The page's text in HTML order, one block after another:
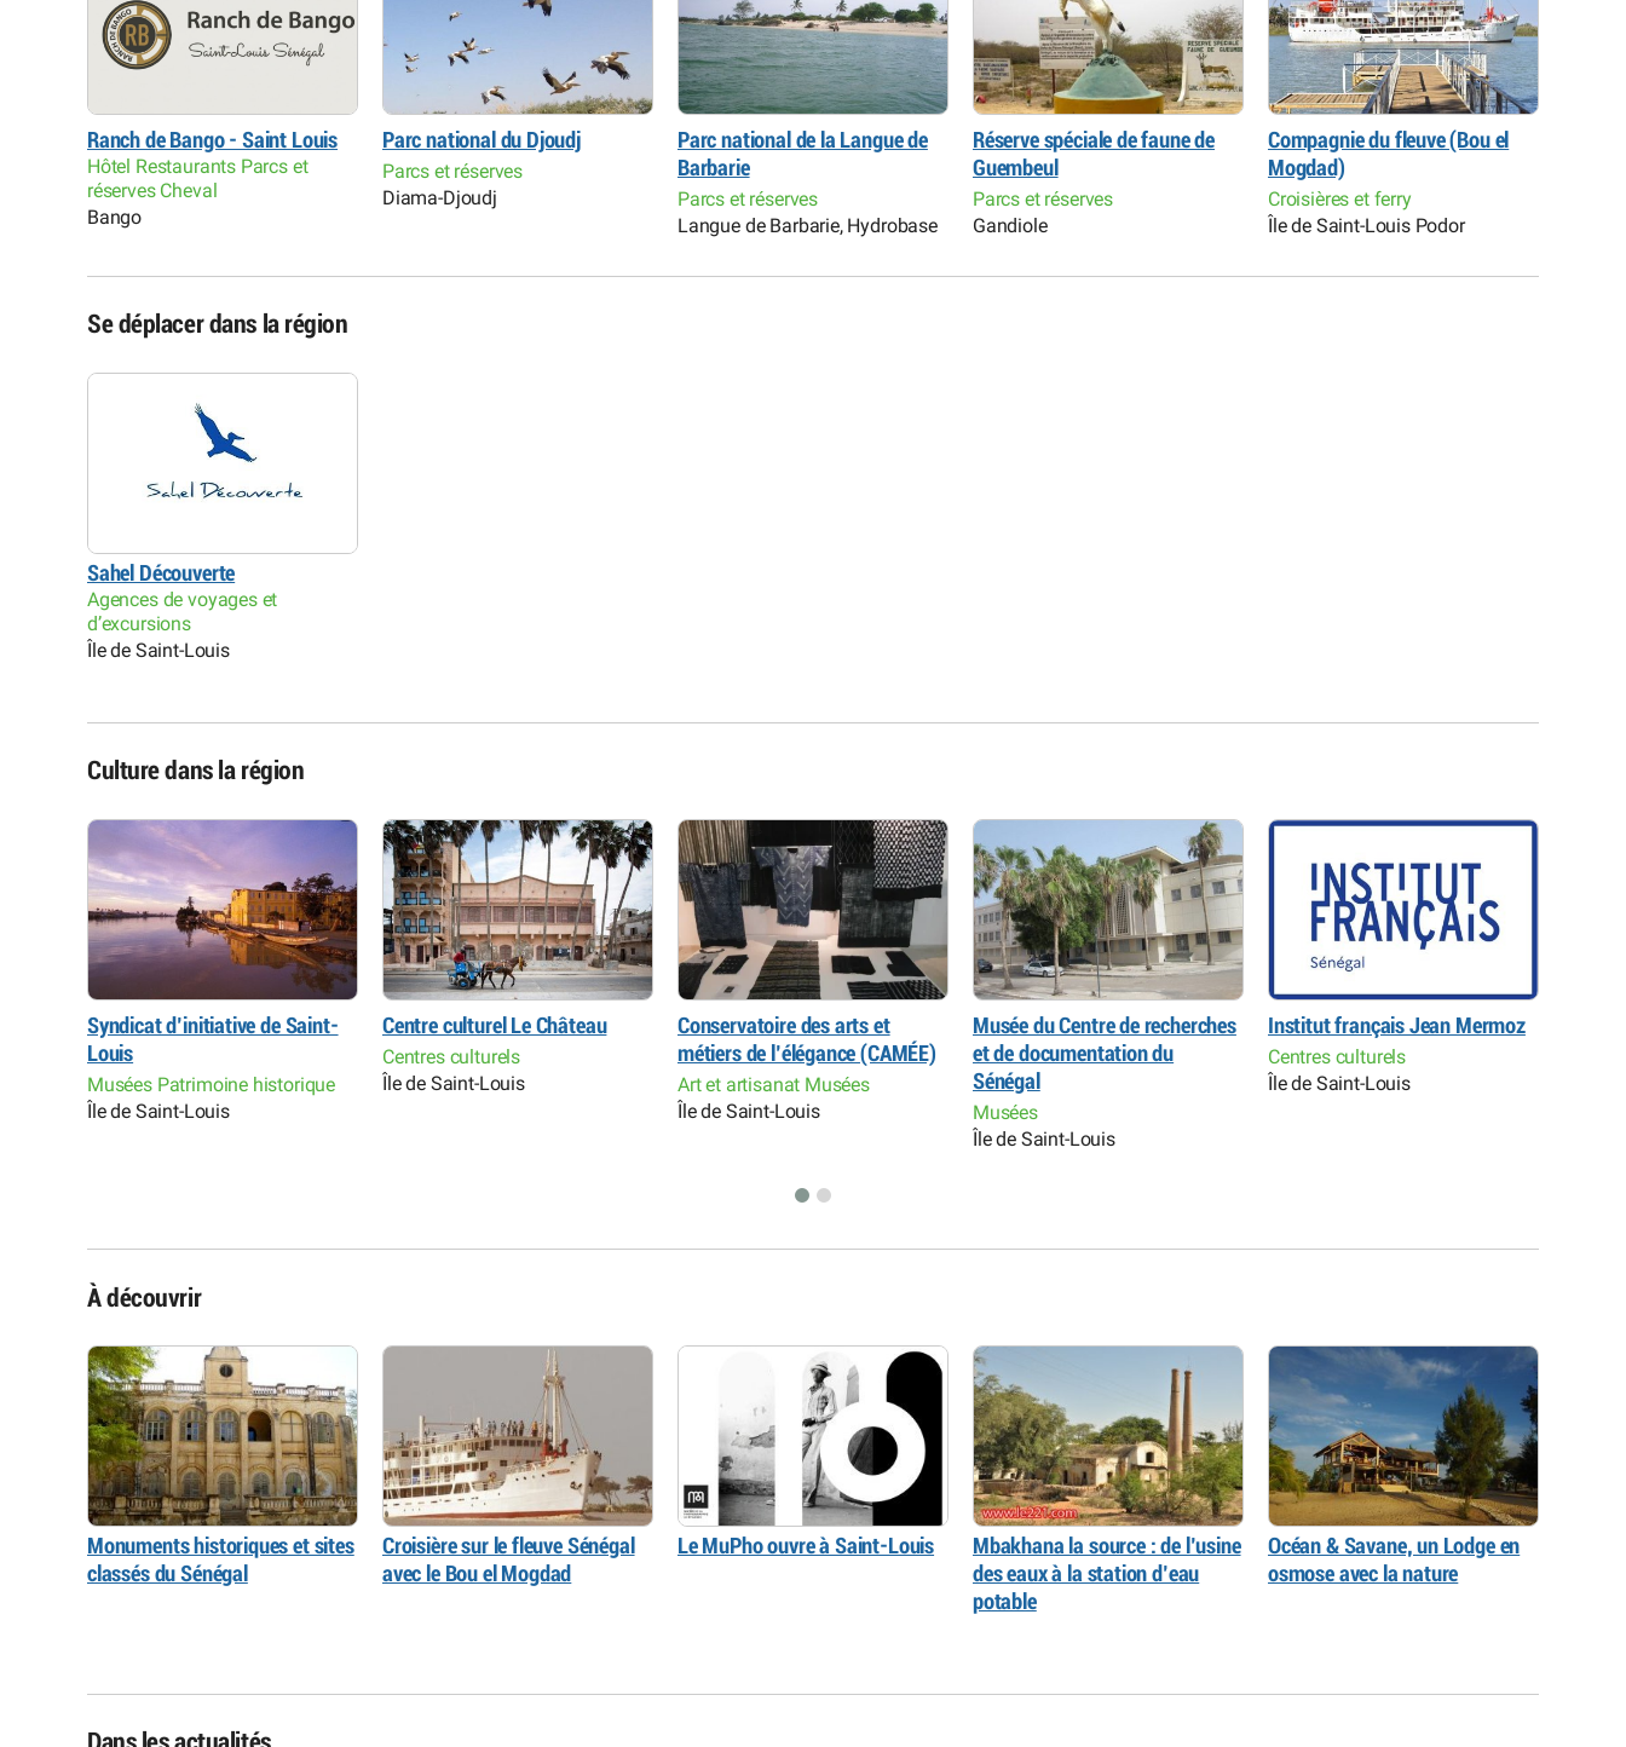
Ranch de Bango - Saint Louis
Hôtel Restaurants Parcs et
réserves Cheval
Bango
Parc national du Djoudj
Parcs et réserves
Diama-Djoudj
Parc national de la Langue de
Barbarie
Parcs et réserves
Langue de Barbarie, Hydrobase
Réserve spéciale de faune de
Guembeul
Parcs et réserves
Gandiole
Compagnie du fleuve (Bou el
Mogdad)
Croisières et ferry
Île de Saint-Louis Podor
Se déplacer dans la région
Sahel Découverte
Agences de voyages et
d’excursions
Île de Saint-Louis
Culture dans la région
Syndicat d’initiative de Saint-
Louis
Musées Patrimoine historique
Île de Saint-Louis
Centre culturel Le Château
Centres culturels
Île de Saint-Louis
Conservatoire des arts et
métiers de l’élégance (CAMÉE)
Art et artisanat Musées
Île de Saint-Louis
Musée du Centre de recherches
et de documentation du
Sénégal
Musées
Île de Saint-Louis
Institut français Jean Mermoz
Centres culturels
Île de Saint-Louis
À découvrir
Monuments historiques et sites
classés du Sénégal
Croisière sur le fleuve Sénégal
avec le Bou el Mogdad
Le MuPho ouvre à Saint-Louis
Mbakhana la source : de l’usine
des eaux à la station d’eau
potable
Océan & Savane, un Lodge en
osmose avec la nature